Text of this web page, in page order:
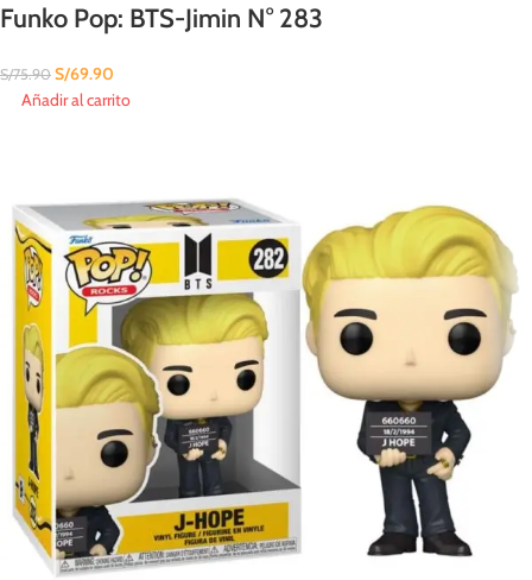
Funko Pop: BTS-Jimin N° 283
S/75.90 S/69.90
Añadir al carrito